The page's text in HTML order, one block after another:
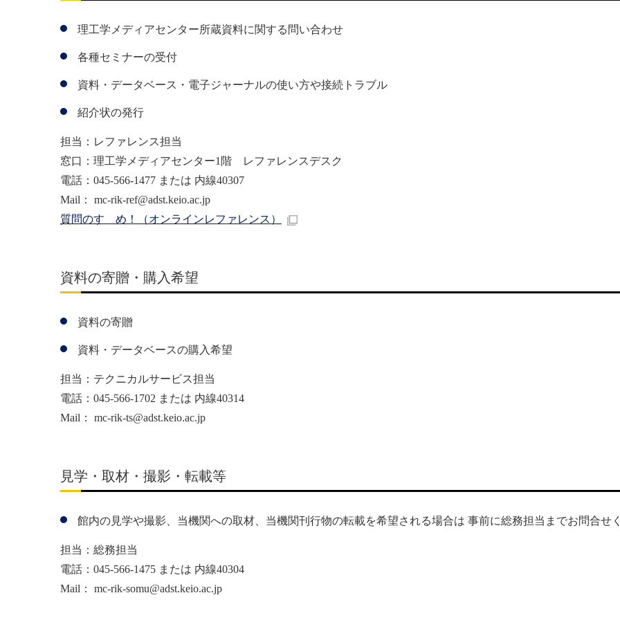
理工学メディアセンター所蔵資料に関する問い合わせ
各種セミナーの受付
資料・データベース・電子ジャーナルの使い方や接続トラブル
紹介状の発行
担当：レファレンス担当
窓口：理工学メディアセンター1階 レファレンスデスク
電話：045-566-1477 または 内線40307
Mail： mc-rik-ref@adst.keio.ac.jp
質問のすゝめ！（オンラインレファレンス）
資料の寄贈・購入希望
資料の寄贈
資料・データベースの購入希望
担当：テクニカルサービス担当
電話：045-566-1702 または 内線40314
Mail： mc-rik-ts@adst.keio.ac.jp
見学・取材・撮影・転載等
館内の見学や撮影、当機関への取材、当機関刊行物の転載を希望される場合は 事前に総務担当までお問合せ
担当：総務担当
電話：045-566-1475 または 内線40304
Mail： mc-rik-somu@adst.keio.ac.jp